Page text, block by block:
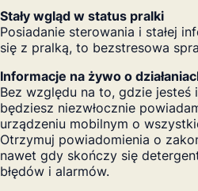
Stały wgląd w status pralki
Posiadanie sterowania i stałej
się z pralką, to bezstresowa
Informacje na żywo o
Bez względu na to, gdzie jesteś
będziesz niezwłocznie
urządzeniu mobilnym o
Otrzymuj powiadomienia o
nawet gdy skończy się
błędów i alarmów.